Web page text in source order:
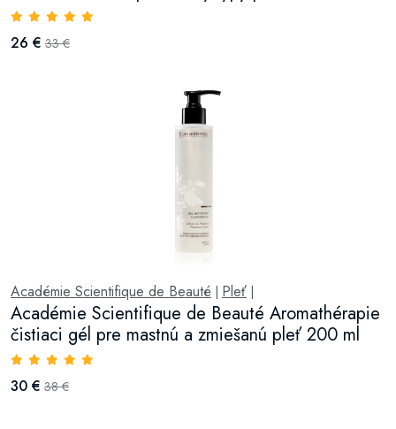
26 € 33 €
Académie Scientifique de Beauté Pleť
Académie Scientifique de Beauté Aromathérapie
čistiaci gél pre mastnú a zmiešanú pleť 200 ml
30 € 38 €